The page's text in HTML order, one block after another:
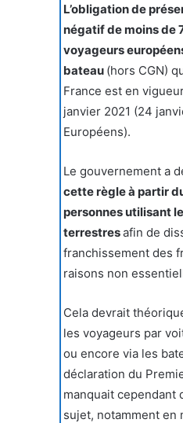
L’obligation de
négatif de moins de
voyageurs
bateau (hors CGN)
France est en
janvier 2021 (24
Européens).
Le gouvernement a
cette règle à partir
personnes utilisant
terrestresafin de
franchissement des
raisons non
Cela devrait
les voyageurs par
ou encore via les
déclaration du
manquait cependant
sujet, notamment en